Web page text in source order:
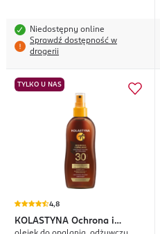
Niedostępny online
Sprawdź dostępność w
drogerii
TYLKO U NAS
4,8
KOLASTYNA Ochrona i